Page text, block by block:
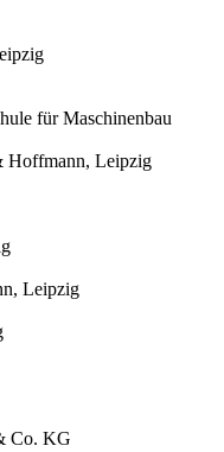
für Maschinenbau
Hoffmann, Leipzig
Leipzig
Co. KG